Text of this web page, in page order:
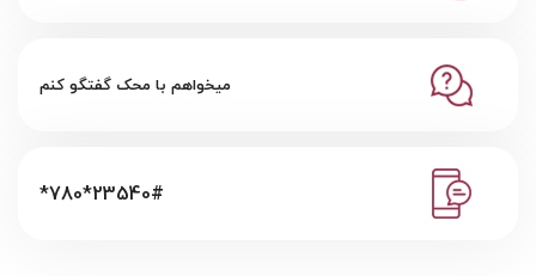
میخواهم با محک گفتگو کنم
*780*23540#